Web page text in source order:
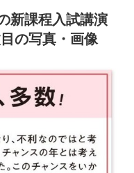
新課程入試講演
の写真・画像